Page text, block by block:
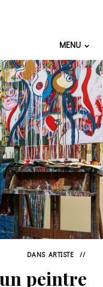
MENU
DANS ARTISTE
peintre